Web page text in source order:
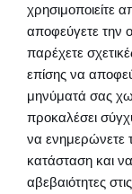
χρησιμοποιείτε
αποφεύγετε την
παρέχετε
επίσης να
μηνύματά σας
προκαλέσει
να ενημερώνετε
κατάσταση και
αβεβαιότητες